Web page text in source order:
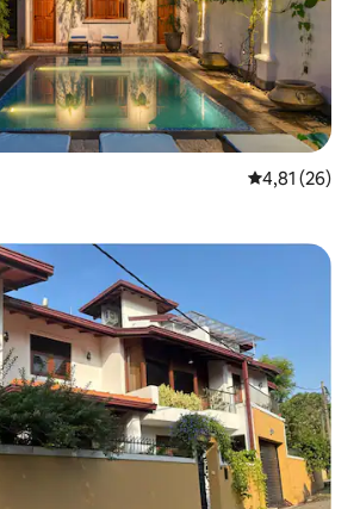
Évaluation
4,81 (26)